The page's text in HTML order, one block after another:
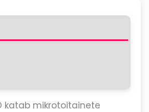
katab mikrotoitainete